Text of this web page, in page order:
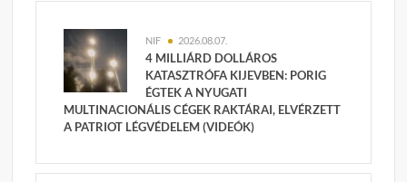
NIF 2026.08.07.
4 MILLIÁRD DOLLÁROS
KATASZTRÓFA KIJEVBEN: PORIG
ÉGTEK A NYUGATI
MULTINACIONÁLIS CÉGEK RAKTÁRAI, ELVÉRZETT
A PATRIOT LÉGVÉDELEM (VIDEÓK)